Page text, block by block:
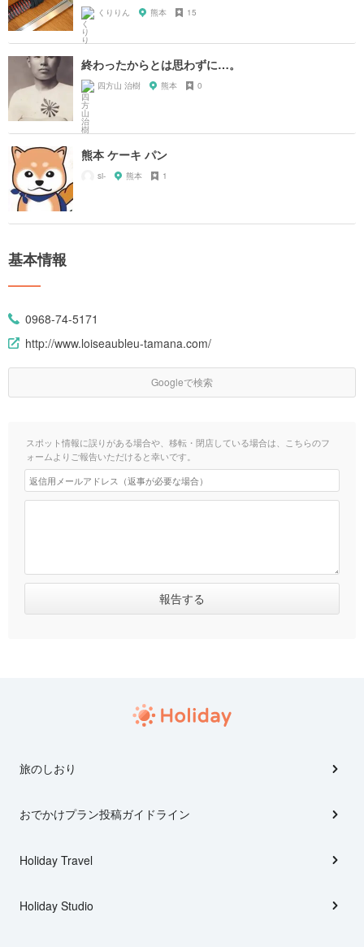
くりりん 熊本 15
終わったからとは思わずに…。
四方山 治樹 熊本 0
熊本 ケーキ パン
si- 熊本 1
基本情報
0968-74-5171
http://www.loiseaubleu-tamana.com/
Googleで検索
スポット情報に誤りがある場合や、移転・閉店している場合は、こちらのフ
ォームよりご報告いただけると幸いです。
旅のしおり
おでかけプラン投稿ガイドライン
Holiday Travel
Holiday Studio